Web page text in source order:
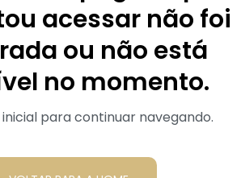
acessar não foi
ou não está
no momento.
para continuar navegando.